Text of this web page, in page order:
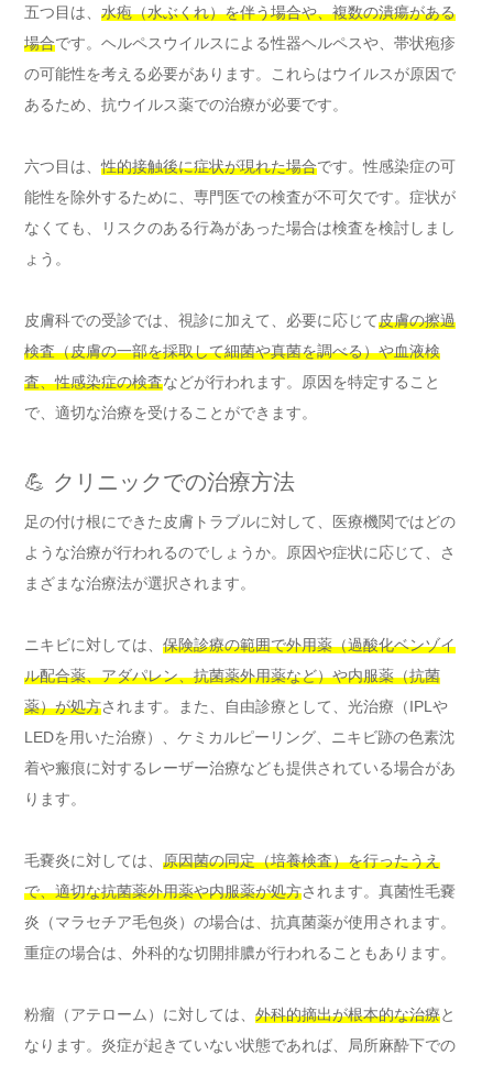
五つ目は、 水疱（水ぶくれ）を伴う場合や、複数の潰瘍がある
場合です。ヘルペスウイルスによる性器ヘルペスや、帯状疱疹
の可能性を考える必要があります。これらはウイルスが原因で
あるため、抗ウイルス薬での治療が必要です。
六つ目は、性的接触後に症状が現れた場合です。性感染症の可
能性を除外するために、専門医での検査が不可欠です。症状が
なくても、リスクのある行為があった場合は検査を検討しまし
ょう。
皮膚科での受診では、視診に加えて、必要に応じて皮膚の擦過
検査（皮膚の一部を採取して細菌や真菌を調べる）や血液検
査、性感染症の検査などが行われます。原因を特定すること
で、適切な治療を受けることができます。
💪 クリニックでの治療方法
足の付け根にできた皮膚トラブルに対して、医療機関ではどの
ような治療が行われるのでしょうか。原因や症状に応じて、さ
まざまな治療法が選択されます。
ニキビに対しては、 保険診療の範囲で外用薬（過酸化ベンゾイ
ル配合薬、アダパレン、抗菌薬外用薬など）や内服薬（抗菌
薬）が処方されます。また、自由診療として、光治療（IPLや
LEDを用いた治療）、ケミカルピーリング、ニキビ跡の色素沈
着や瘢痕に対するレーザー治療なども提供されている場合があ
ります。
毛嚢炎に対しては、 原因菌の同定（培養検査）を行ったうえ
で、適切な抗菌薬外用薬や内服薬が処方されます。真菌性毛嚢
炎（マラセチア毛包炎）の場合は、抗真菌薬が使用されます。
重症の場合は、外科的な切開排膿が行われることもあります。
粉瘤（アテローム）に対しては、 外科的摘出が根本的な治療と
なります。炎症が起きていない状態であれば、局所麻酔下での